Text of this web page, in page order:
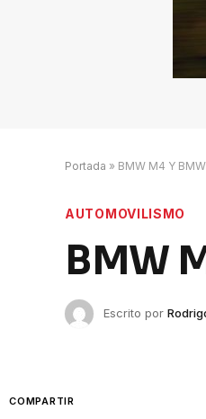
Portada » BMW M4 Y
AUTOMOVILISMO
BMW
Escrito por
COMPARTIR